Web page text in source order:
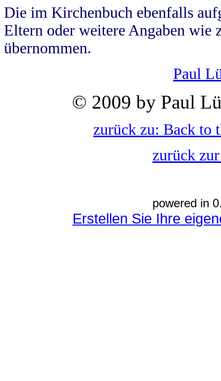
Die im Kirchenbuch ebenfalls
Eltern oder weitere Angaben wie
übernommen.
Paul
© 2009 by Paul
zurück zu: Back to
zurück
powered in
Erstellen Sie Ihre